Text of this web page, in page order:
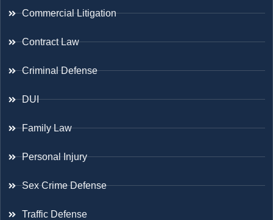
Commercial Litigation
Contract Law
Criminal Defense
DUI
Family Law
Personal Injury
Sex Crime Defense
Traffic Defense